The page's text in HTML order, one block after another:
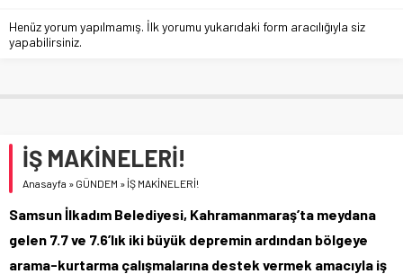
Henüz yorum yapılmamış. İlk yorumu yukarıdaki form aracılığıyla siz
yapabilirsiniz.
İŞ MAKİNELERİ!
Anasayfa » GÜNDEM » İŞ MAKİNELERİ!
Samsun İlkadım Belediyesi, Kahramanmaraş’ta meydana
gelen 7.7 ve 7.6’lık iki büyük depremin ardından bölgeye
arama-kurtarma çalışmalarına destek vermek amacıyla iş